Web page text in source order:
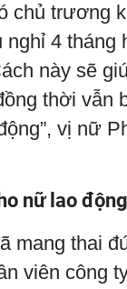
chủ trương
nghỉ 4 tháng
này sẽ
thời vẫn
vị nữ
nữ lao
mang thai
viên công